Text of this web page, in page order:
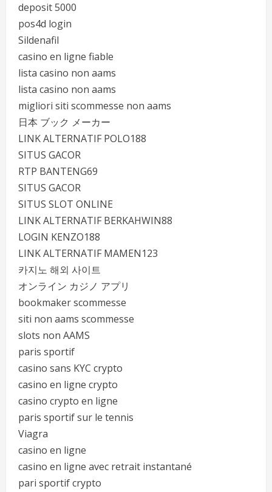
deposit 5000
pos4d login
Sildenafil
casino en ligne fiable
lista casino non aams
lista casino non aams
migliori siti scommesse non aams
日本 ブック メーカー
LINK ALTERNATIF POLO188
SITUS GACOR
RTP BANTENG69
SITUS GACOR
SITUS SLOT ONLINE
LINK ALTERNATIF BERKAHWIN88
LOGIN KENZO188
LINK ALTERNATIF MAMEN123
카지노 해외 사이트
オンライン カジノ アプリ
bookmaker scommesse
siti non aams scommesse
slots non AAMS
paris sportif
casino sans KYC crypto
casino en ligne crypto
casino crypto en ligne
paris sportif sur le tennis
Viagra
casino en ligne
casino en ligne avec retrait instantané
pari sportif crypto